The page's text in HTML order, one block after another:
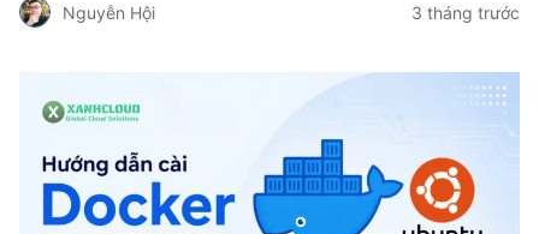
Nguyễn Hội 3 tháng trước